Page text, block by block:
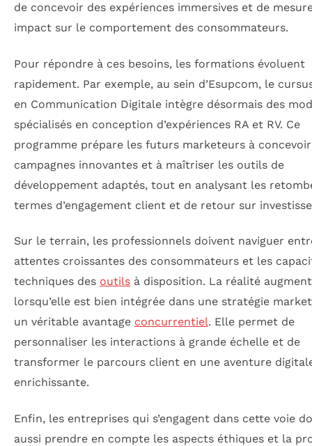
de concevoir des expériences immersives et de
impact sur le comportement des consommateurs.
Pour répondre à ces besoins, les formations évoluent
rapidement. Par exemple, au sein d’Esupcom, le
en Communication Digitale intègre désormais des
spécialisés en conception d’expériences RA et RV. Ce
programme prépare les futurs marketeurs à
campagnes innovantes et à maîtriser les outils de
développement adaptés, tout en analysant les
termes d’engagement client et de retour sur
Sur le terrain, les professionnels doivent naviguer
attentes croissantes des consommateurs et les
techniques des outils à disposition. La réalité
lorsqu’elle est bien intégrée dans une stratégie
un véritable avantage concurrentiel. Elle permet de
personnaliser les interactions à grande échelle et de
transformer le parcours client en une aventure
enrichissante.
Enfin, les entreprises qui s’engagent dans cette voie
aussi prendre en compte les aspects éthiques et la